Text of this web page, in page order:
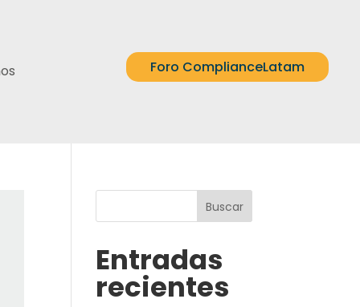
Foro ComplianceLatam
Buscar
Entradas
recientes